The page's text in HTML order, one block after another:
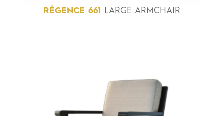
RÉGENCE 661 LARGE ARMCHAIR